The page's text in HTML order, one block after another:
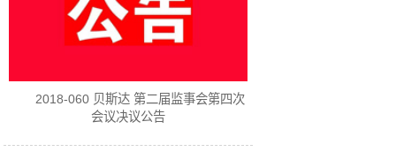
2018-060 贝斯达 第二届监事会第四次
会议决议公告